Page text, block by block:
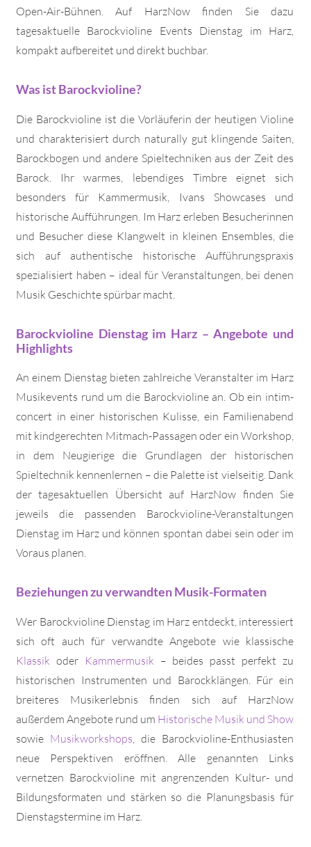
Open-Air-Bühnen. Auf HarzNow finden Sie dazu
tagesaktuelle Barockvioline Events Dienstag im Harz,
kompakt aufbereitet und direkt buchbar.
Was ist Barockvioline?
Die Barockvioline ist die Vorläuferin der heutigen Violine
und charakterisiert durch naturally gut klingende Saiten,
Barockbogen und andere Spieltechniken aus der Zeit des
Barock. Ihr warmes, lebendiges Timbre eignet sich
besonders für Kammermusik, Ivans Showcases und
historische Aufführungen. Im Harz erleben Besucherinnen
und Besucher diese Klangwelt in kleinen Ensembles, die
sich auf authentische historische Aufführungspraxis
spezialisiert haben – ideal für Veranstaltungen, bei denen
Musik Geschichte spürbar macht.
Barockvioline Dienstag im Harz – Angebote und
Highlights
An einem Dienstag bieten zahlreiche Veranstalter im Harz
Musikevents rund um die Barockvioline an. Ob ein intim-
concert in einer historischen Kulisse, ein Familienabend
mit kindgerechten Mitmach-Passagen oder ein Workshop,
in dem Neugierige die Grundlagen der historischen
Spieltechnik kennenlernen – die Palette ist vielseitig. Dank
der tagesaktuellen Übersicht auf HarzNow finden Sie
jeweils die passenden Barockvioline-Veranstaltungen
Dienstag im Harz und können spontan dabei sein oder im
Voraus planen.
Beziehungen zu verwandten Musik-Formaten
Wer Barockvioline Dienstag im Harz entdeckt, interessiert
sich oft auch für verwandte Angebote wie klassische
Klassik oder Kammermusik – beides passt perfekt zu
historischen Instrumenten und Barockklängen. Für ein
breiteres Musikerlebnis finden sich auf HarzNow
außerdem Angebote rund um Historische Musik und Show
sowie Musikworkshops , die Barockvioline-Enthusiasten
neue Perspektiven eröffnen. Alle genannten Links
vernetzen Barockvioline mit angrenzenden Kultur- und
Bildungsformaten und stärken so die Planungsbasis für
Dienstagstermine im Harz.